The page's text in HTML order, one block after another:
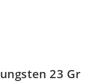
23 Gr